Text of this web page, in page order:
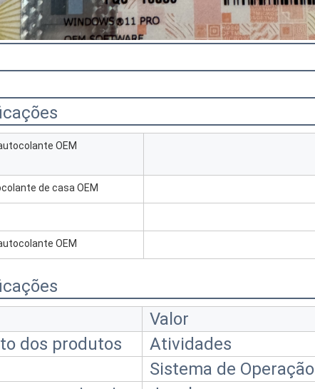
OEM
de casa OEM
OEM
Valor
dos produtos
Atividades
Sistema de Operação